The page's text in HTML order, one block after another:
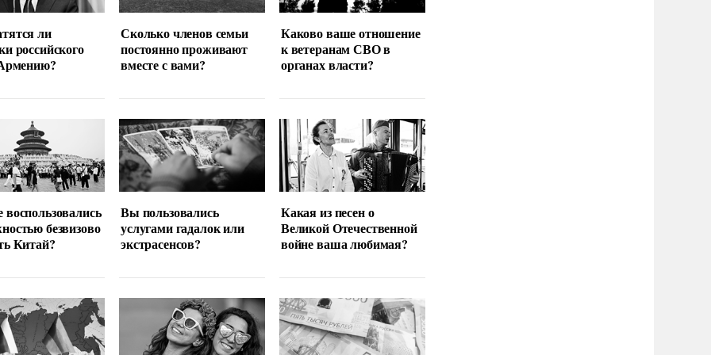
ли
российского
Сколько членов семьи
постоянно проживают
вместе с вами?
Каково ваше отношение
к ветеранам СВО в
органах власти?
безвизово
Китай?
Вы пользовались
услугами гадалок или
экстрасенсов?
Какая из песен о
Великой Отечественной
войне ваша любимая?